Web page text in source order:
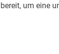
um eine